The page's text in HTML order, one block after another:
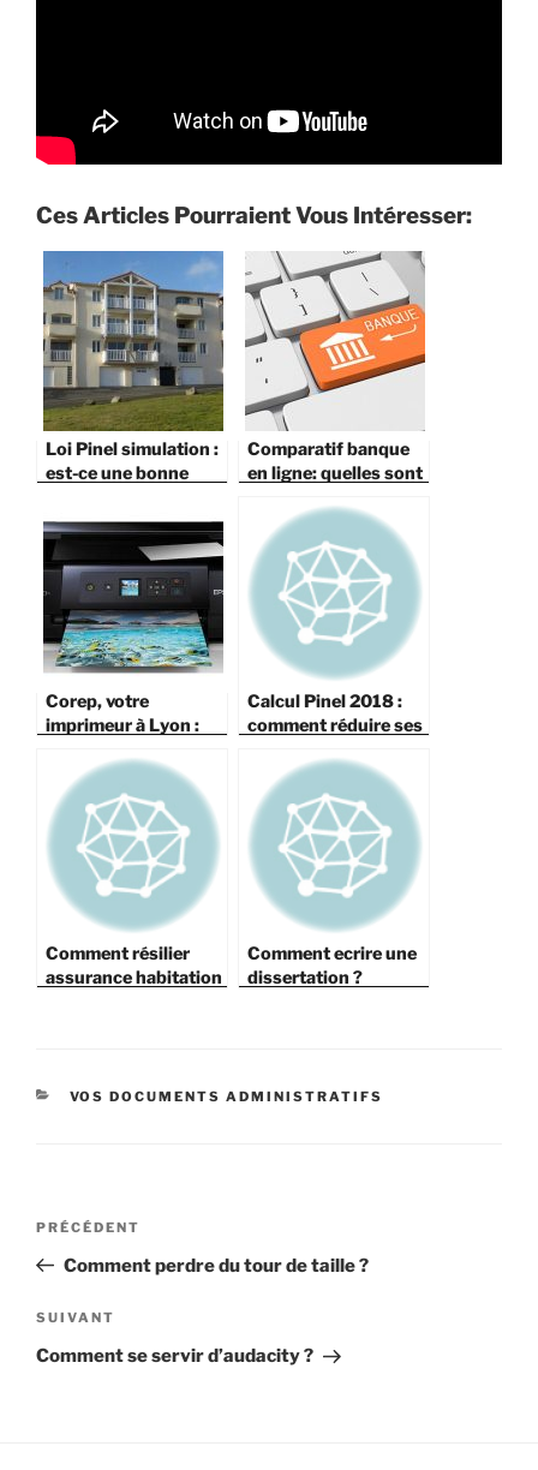
Ces Articles Pourraient Vous Intéresser:
Loi Pinel simulation :
est-ce une bonne
Comparatif banque
en ligne: quelles sont
banque en ligne?
Corep, votre
imprimeur à Lyon :
une brochure ?
Calcul Pinel 2018 :
comment réduire ses
Pinel?
Comment résilier
assurance habitation
Comment ecrire une
dissertation ?
CATÉGORIES
VOS DOCUMENTS ADMINISTRATIFS
Navigation
l’article
Article
précédent
PRÉCÉDENT
Comment perdre du tour de taille ?
Article
suivant
SUIVANT
Comment se servir d’audacity ?